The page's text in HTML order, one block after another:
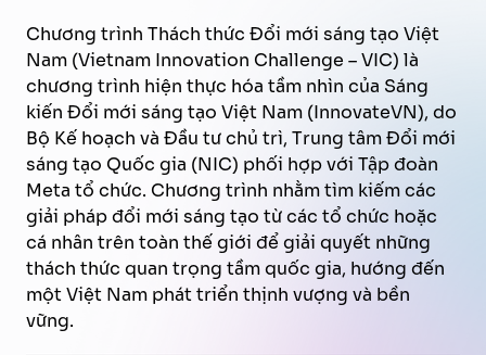
Chương trình Thách thức Đổi mới sáng tạo Việt
Nam (Vietnam Innovation Challenge – VIC) là
chương trình hiện thực hóa tầm nhìn của Sáng
kiến Đổi mới sáng tạo Việt Nam (InnovateVN), do
Bộ Kế hoạch và Đầu tư chủ trì, Trung tâm Đổi mới
sáng tạo Quốc gia (NIC) phối hợp với Tập đoàn
Meta tổ chức. Chương trình nhằm tìm kiếm các
giải pháp đổi mới sáng tạo từ các tổ chức hoặc
cá nhân trên toàn thế giới để giải quyết những
thách thức quan trọng tầm quốc gia, hướng đến
một Việt Nam phát triển thịnh vượng và bền
vững.